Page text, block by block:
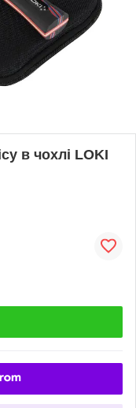
в чохлі LOKI